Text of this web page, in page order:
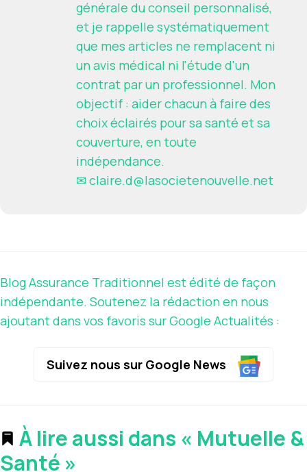
générale du conseil personnalisé,
et je rappelle systématiquement
que mes articles ne remplacent ni
un avis médical ni l'étude d'un
contrat par un professionnel. Mon
objectif : aider chacun à faire des
choix éclairés pour sa santé et sa
couverture, en toute
indépendance.
✉ claire.d@lasocietenouvelle.net
Blog Assurance Traditionnel est édité de façon
indépendante. Soutenez la rédaction en nous
ajoutant dans vos favoris sur Google Actualités :
Suivez nous sur Google News
À lire aussi dans « Mutuelle &
Santé »